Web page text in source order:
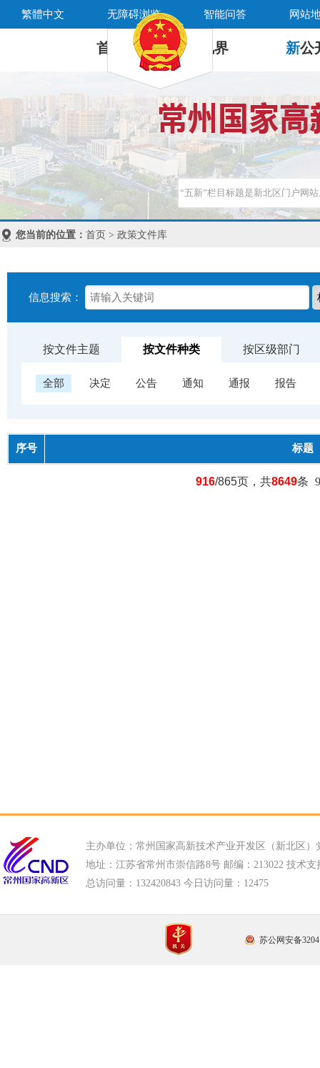
繁體中文 无障碍浏览 智能问答 网站
首 页 新 视界 新公
您当前的位置： 首页 > 政策文件库
信息搜索：
按文件主题 按文件种类 按区级部门
全部 决定 公告 通知 通报 报告
序号 标题
916/865页，共8649条 9
主办单位：常州国家高新技术产业开发区（新北区）
地址：江苏省常州市崇信路8号 邮编：213022 技术支
总访问量： 132420843 今日访问量： 12475
苏公网安备